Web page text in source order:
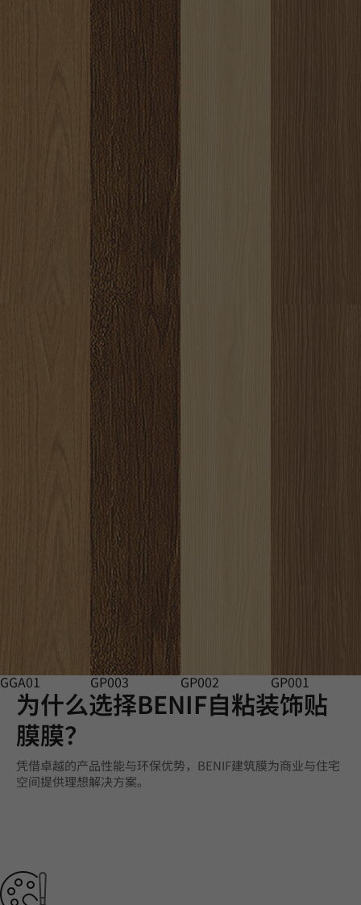
GGA01 GP003 GP002 GP001
为什么选择BENIF自粘装饰贴
膜膜？
凭借卓越的产品性能与环保优势，BENIF建筑膜为商业与住宅
空间提供理想解决方案。